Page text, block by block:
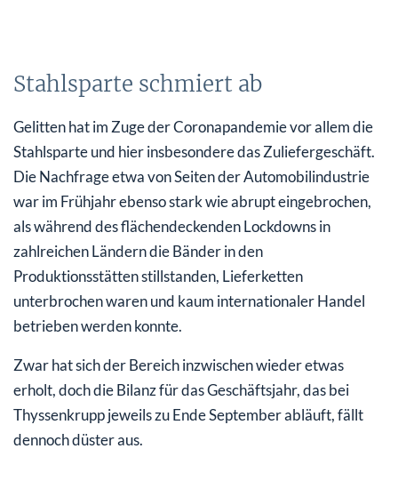
Stahlsparte schmiert ab
Gelitten hat im Zuge der Coronapandemie vor allem die
Stahlsparte und hier insbesondere das Zuliefergeschäft.
Die Nachfrage etwa von Seiten der Automobilindustrie
war im Frühjahr ebenso stark wie abrupt eingebrochen,
als während des flächendeckenden Lockdowns in
zahlreichen Ländern die Bänder in den
Produktionsstätten stillstanden, Lieferketten
unterbrochen waren und kaum internationaler Handel
betrieben werden konnte.
Zwar hat sich der Bereich inzwischen wieder etwas
erholt, doch die Bilanz für das Geschäftsjahr, das bei
Thyssenkrupp jeweils zu Ende September abläuft, fällt
dennoch düster aus.